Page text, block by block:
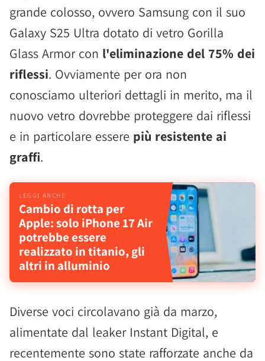
grande colosso, ovvero Samsung con il suo
Galaxy S25 Ultra dotato di vetro Gorilla
Glass Armor con l'eliminazione del 75% dei
riflessi. Ovviamente per ora non
conosciamo ulteriori dettagli in merito, ma il
nuovo vetro dovrebbe proteggere dai riflessi
e in particolare essere più resistente ai
graffi.
Cambio di rotta per
Apple: solo iPhone 17 Air
potrebbe essere
realizzato in titanio, gli
altri in alluminio
Diverse voci circolavano già da marzo,
alimentate dal leaker Instant Digital, e
recentemente sono state rafforzate anche da